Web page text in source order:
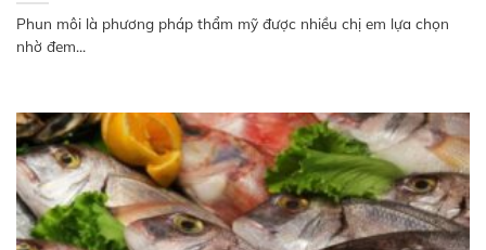
Phun môi là phương pháp thẩm mỹ được nhiều chị em lựa chọn
nhờ đem...